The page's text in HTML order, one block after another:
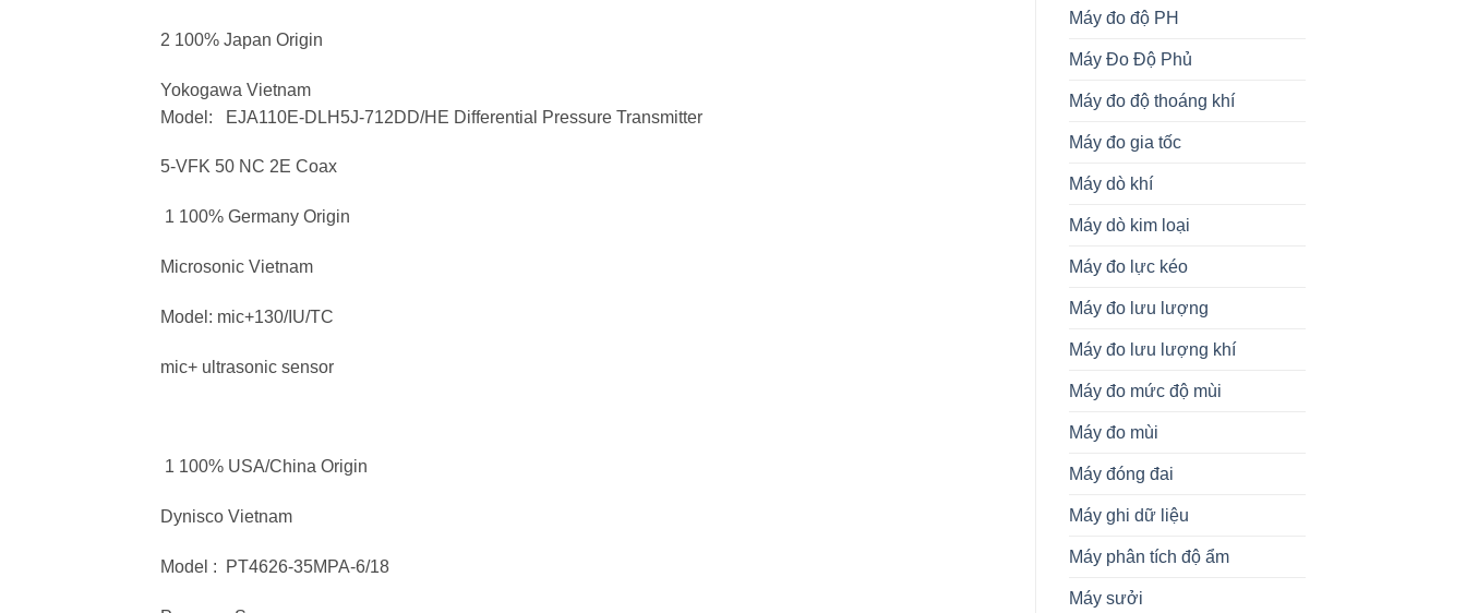
Máy đo độ PH
Máy Đo Độ Phủ
Máy đo độ thoáng khí
Máy đo gia tốc
Máy dò khí
Máy dò kim loại
Máy đo lực kéo
Máy đo lưu lượng
Máy đo lưu lượng khí
Máy đo mức độ mùi
Máy đo mùi
Máy đóng đai
Máy ghi dữ liệu
Máy phân tích độ ẩm
Máy sưởi
2 100% Japan Origin
Yokogawa Vietnam
Model: EJA110E-DLH5J-712DD/HE Differential Pressure Transmitter
5-VFK 50 NC 2E Coax
1 100% Germany Origin
Microsonic Vietnam
Model: mic+130/IU/TC
mic+ ultrasonic sensor
1 100% USA/China Origin
Dynisco Vietnam
Model : PT4626-35MPA-6/18